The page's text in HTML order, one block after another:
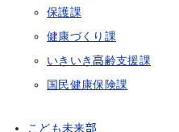
保護課
健康づくり課
いきいき高齢支援課
国民健康保険課
こども未来部